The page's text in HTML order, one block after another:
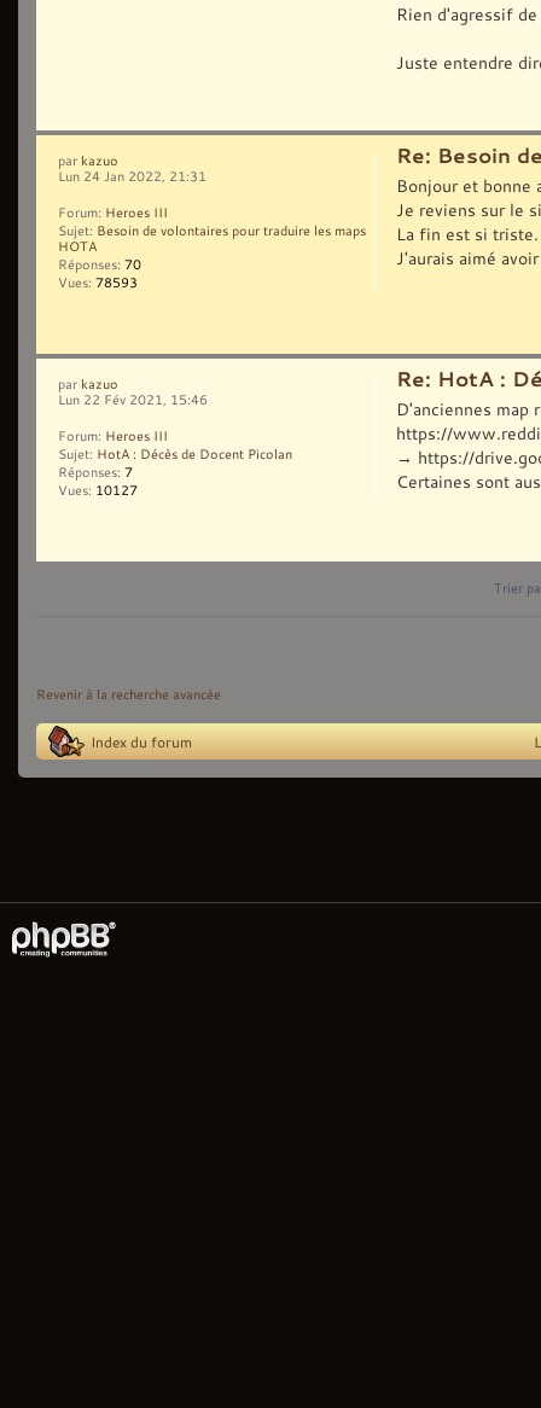
Rien d'agressif
Juste entendre
Re: Besoin
Bonjour et bonne
Je reviens sur le
La fin est si triste.
J'aurais aimé
par kazuo
Lun 24 Jan 2022, 21:31
Forum: Heroes III
Sujet: Besoin de volontaires pour traduire les maps
HOTA
Réponses: 70
Vues: 78593
Re: HotA :
D'anciennes map
https://
→ https://
Certaines sont
par kazuo
Lun 22 Fév 2021, 15:46
Forum: Heroes III
Sujet: HotA : Décès de Docent Picolan
Réponses: 7
Vues: 10127
Trier
Revenir à la recherche avancée
Index du forum